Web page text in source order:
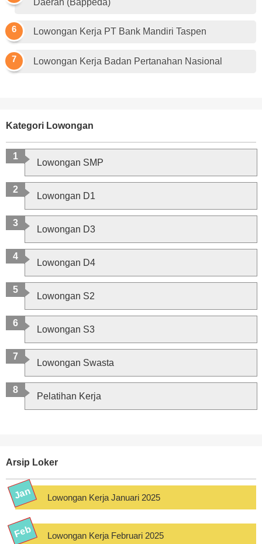
Lowongan Kerja PT Bank Mandiri Taspen
Lowongan Kerja Badan Pertanahan Nasional
Kategori Lowongan
Lowongan SMP
Lowongan D1
Lowongan D3
Lowongan D4
Lowongan S2
Lowongan S3
Lowongan Swasta
Pelatihan Kerja
Arsip Loker
Lowongan Kerja Januari 2025
Lowongan Kerja Februari 2025